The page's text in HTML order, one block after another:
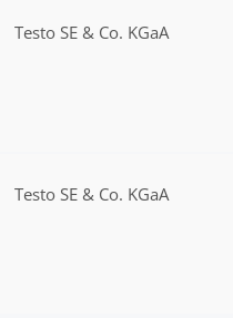
Testo SE & Co. KGaA
Testo SE & Co. KGaA